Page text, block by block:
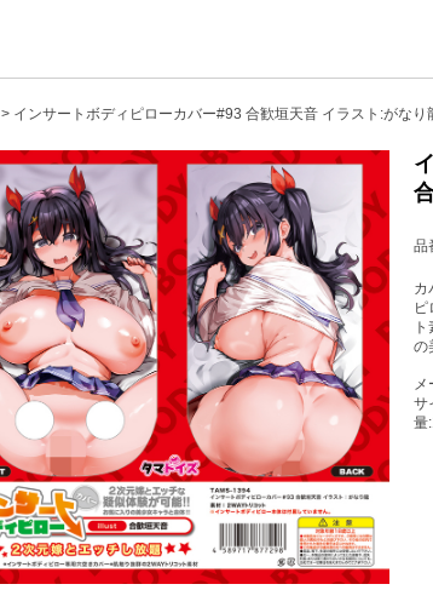
> インサートボディピローカバー#93 合歓垣天音 イラスト:がなり
品
カ
の
サ
量